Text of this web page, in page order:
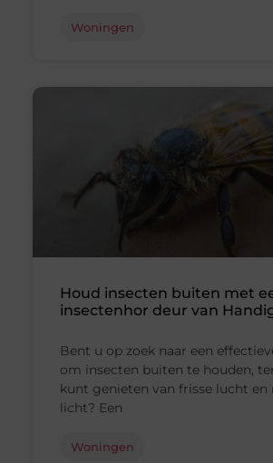
Woningen
Houd insecten buiten met
insectenhor deur van
Bent u op zoek naar een
om insecten buiten te houden,
kunt genieten van frisse lucht
licht? Een
Woningen